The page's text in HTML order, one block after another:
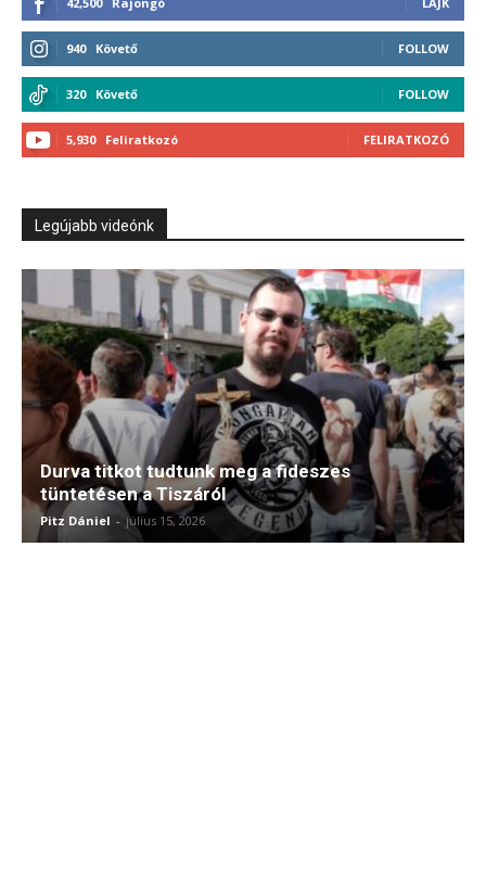
940 Követő FOLLOW
320 Követő FOLLOW
5,930 Feliratkozó FELIRATKOZÓ
Legújabb videónk
Durva titkot tudtunk meg a fideszes
tüntetésen a Tiszáról
Pitz Dániel - július 15, 2026